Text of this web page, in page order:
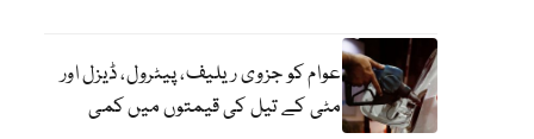
عوام کو جزوی ریلیف، پیٹرول، ڈیزل اور
مٹی کے تیل کی قیمتوں میں کمی